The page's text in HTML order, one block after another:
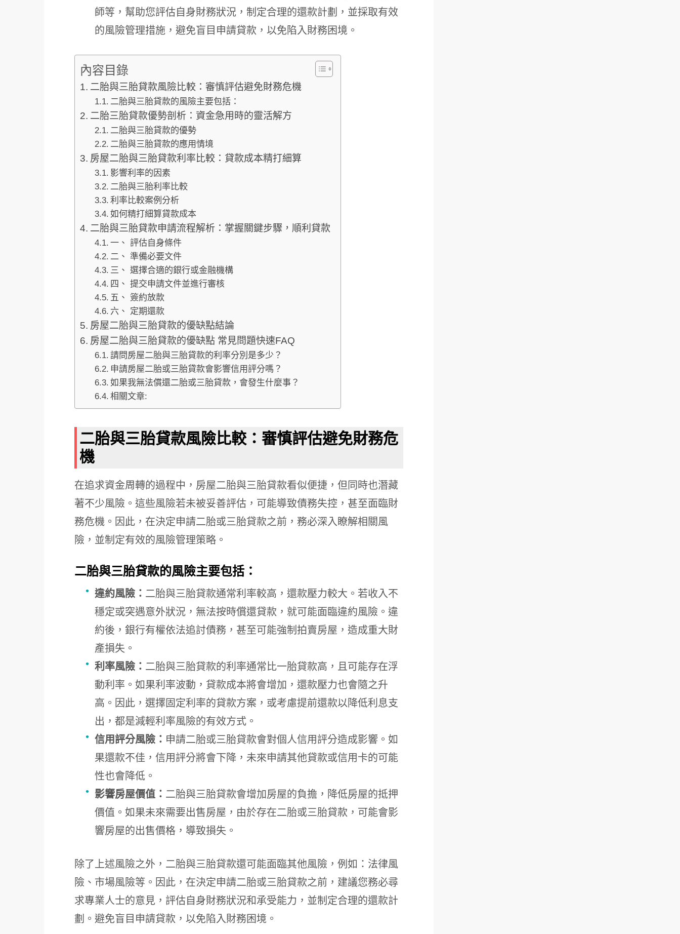
師等，幫助您評估自身財務狀況，制定合理的還款計劃，並採取有效
的風險管理措施，避免盲目申請貸款，以免陷入財務困境。
內容目錄
二胎與三胎貸款風險比較：審慎評估避免財務危機
二胎與三胎貸款的風險主要包括：
二胎三胎貸款優勢剖析：資金急用時的靈活解方
二胎與三胎貸款的優勢
二胎與三胎貸款的應用情境
房屋二胎與三胎貸款利率比較：貸款成本精打細算
影響利率的因素
二胎與三胎利率比較
利率比較案例分析
如何精打細算貸款成本
二胎與三胎貸款申請流程解析：掌握關鍵步驟，順利貸款
一、 評估自身條件
二、 準備必要文件
三、 選擇合適的銀行或金融機構
四、 提交申請文件並進行審核
五、 簽約放款
六、 定期還款
房屋二胎與三胎貸款的優缺點結論
房屋二胎與三胎貸款的優缺點 常見問題快速FAQ
請問房屋二胎與三胎貸款的利率分別是多少？
申請房屋二胎或三胎貸款會影響信用評分嗎？
如果我無法償還二胎或三胎貸款，會發生什麼事？
相關文章:
二胎與三胎貸款風險比較：審慎評估避免財務危
機
在追求資金周轉的過程中，房屋二胎與三胎貸款看似便捷，但同時也潛藏
著不少風險。這些風險若未被妥善評估，可能導致債務失控，甚至面臨財
務危機。因此，在決定申請二胎或三胎貸款之前，務必深入瞭解相關風
險，並制定有效的風險管理策略。
二胎與三胎貸款的風險主要包括：
違約風險： 二胎與三胎貸款通常利率較高，還款壓力較大。若收入不
穩定或突遇意外狀況，無法按時償還貸款，就可能面臨違約風險。違
約後，銀行有權依法追討債務，甚至可能強制拍賣房屋，造成重大財
產損失。
利率風險： 二胎與三胎貸款的利率通常比一胎貸款高，且可能存在浮
動利率。如果利率波動，貸款成本將會增加，還款壓力也會隨之升
高。因此，選擇固定利率的貸款方案，或考慮提前還款以降低利息支
出，都是減輕利率風險的有效方式。
信用評分風險： 申請二胎或三胎貸款會對個人信用評分造成影響。如
果還款不佳，信用評分將會下降，未來申請其他貸款或信用卡的可能
性也會降低。
影響房屋價值： 二胎與三胎貸款會增加房屋的負擔，降低房屋的抵押
價值。如果未來需要出售房屋，由於存在二胎或三胎貸款，可能會影
響房屋的出售價格，導致損失。
除了上述風險之外，二胎與三胎貸款還可能面臨其他風險，例如：法律風
險、市場風險等。因此，在決定申請二胎或三胎貸款之前，建議您務必尋
求專業人士的意見，評估自身財務狀況和承受能力，並制定合理的還款計
劃。避免盲目申請貸款，以免陷入財務困境。